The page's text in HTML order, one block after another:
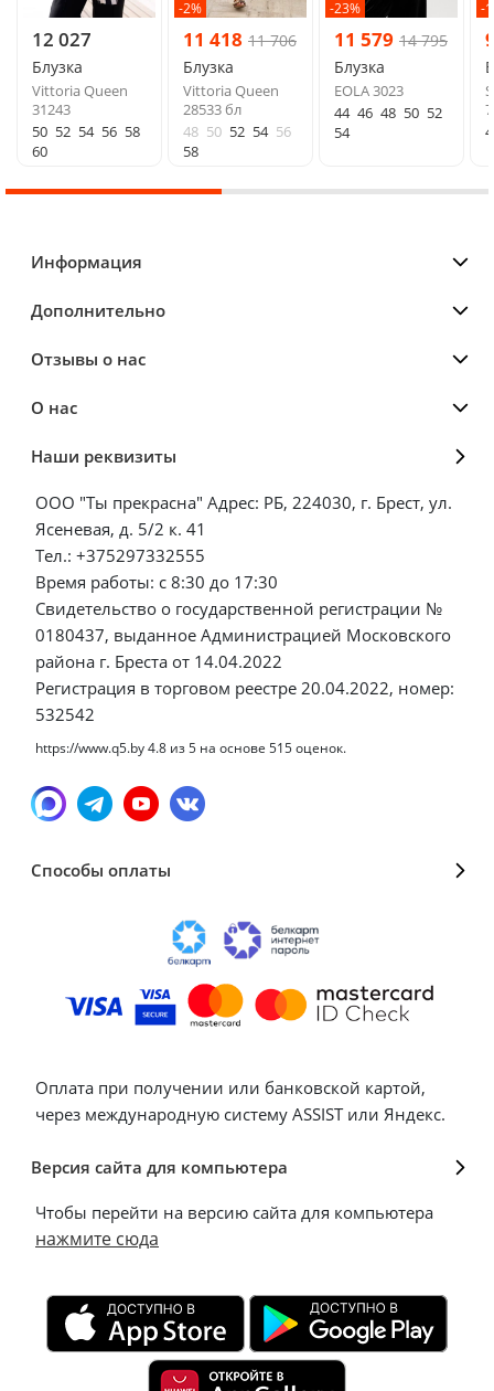
12 027
Блузка
Vittoria Queen
31243
50 52 54 56 58
60
-2%
11 418 11 706
Блузка
Vittoria Queen
28533 бл
48 50 52 54 56
58
-23%
11 579 14 795
Блузка
EOLA 3023
44 46 48 50 52
54
-
Информация
Дополнительно
Отзывы о нас
О нас
Наши реквизиты
ООО "Ты прекрасна" Адрес: РБ, 224030, г. Брест, ул.
Ясеневая, д. 5/2 к. 41
Тел.: +375297332555
Время работы: с 8:30 до 17:30
Свидетельство о государственной регистрации №
0180437, выданное Администрацией Московского
района г. Бреста от 14.04.2022
Регистрация в торговом реестре 20.04.2022, номер:
532542
https://www.q5.by4.8 из5 на основе 515оценок.
Способы оплаты
Оплата при получении или банковской картой,
через международную систему ASSIST или Яндекс.
Версия сайта для компьютера
Чтобы перейти на версию сайта для компьютера
нажмите сюда